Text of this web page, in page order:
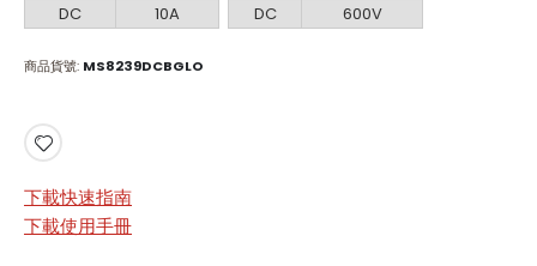
DC
10A
DC
600V
商品貨號 MS8239DCBGLO
下載快速指南
下載使用手冊